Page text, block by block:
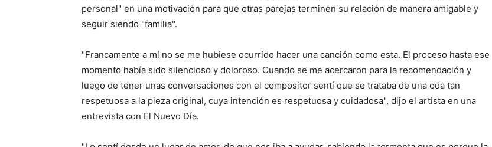
personal" en una motivación para que otras parejas terminen su relación de manera amigable y
seguir siendo "familia".
"Francamente a mí no se me hubiese ocurrido hacer una canción como esta. El proceso hasta ese
momento había sido silencioso y doloroso. Cuando se me acercaron para la recomendación y
luego de tener unas conversaciones con el compositor sentí que se trataba de una oda tan
respetuosa a la pieza original, cuya intención es respetuosa y cuidadosa", dijo el artista en una
entrevista con El Nuevo Día.